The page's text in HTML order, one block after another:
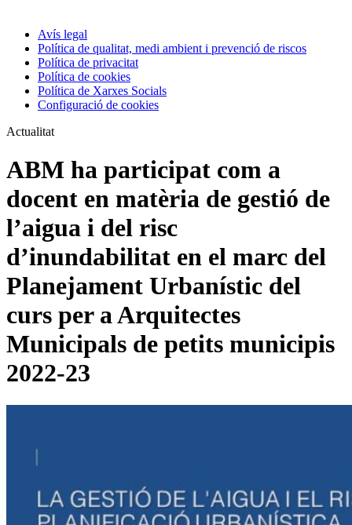
Avís legal
Política de qualitat, medi ambient i prevenció de riscos
Política de privacitat
Política de cookies
Política de Xarxes Socials
Configuració de cookies
Actualitat
ABM ha participat com a
docent en matèria de gestió de
l’aigua i del risc
d’inundabilitat en el marc del
Planejament Urbanístic del
curs per a Arquitectes
Municipals de petits municipis
2022-23